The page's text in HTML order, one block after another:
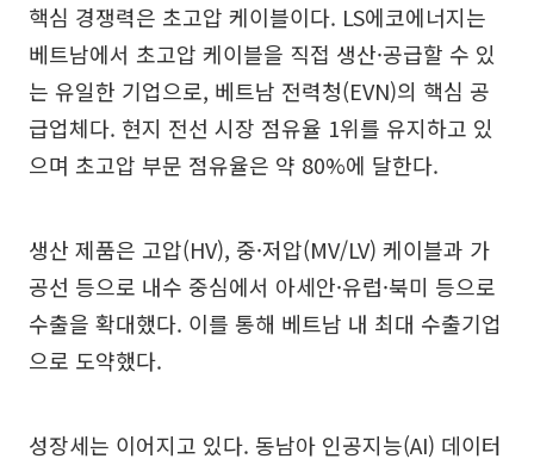
핵심 경쟁력은 초고압 케이블이다. LS에코에너지는
베트남에서 초고압 케이블을 직접 생산·공급할 수 있
는 유일한 기업으로, 베트남 전력청(EVN)의 핵심 공
급업체다. 현지 전선 시장 점유율 1위를 유지하고 있
으며 초고압 부문 점유율은 약 80%에 달한다.
생산 제품은 고압(HV), 중·저압(MV/LV) 케이블과 가
공선 등으로 내수 중심에서 아세안·유럽·북미 등으로
수출을 확대했다. 이를 통해 베트남 내 최대 수출기업
으로 도약했다.
성장세는 이어지고 있다. 동남아 인공지능(AI) 데이터